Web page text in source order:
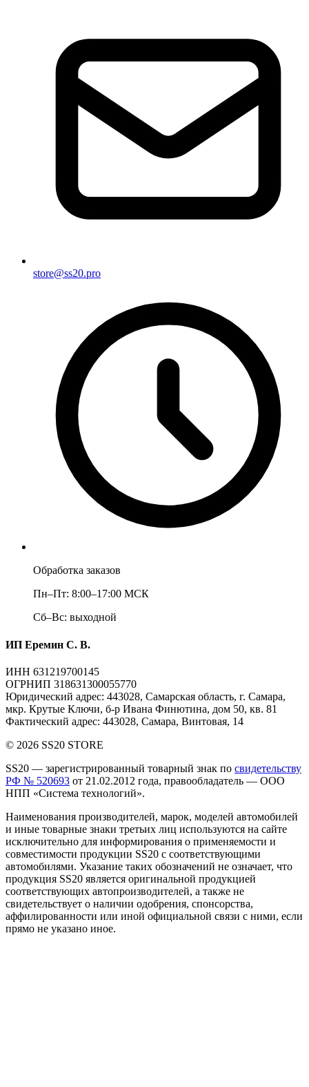
store@ss20.pro
Обработка заказов
Пн–Пт: 8:00–17:00 МСК
Сб–Вс: выходной
ИП Еремин С. В.
ИНН 631219700145
ОГРНИП 318631300055770
Юридический адрес: 443028, Самарская область, г. Самара,
мкр. Крутые Ключи, б-р Ивана Финютина, дом 50, кв. 81
Фактический адрес: 443028, Самара, Винтовая, 14
© 2026 SS20 STORE
SS20 — зарегистрированный товарный знак по свидетельству
РФ № 520693 от 21.02.2012 года, правообладатель — ООО
НПП «Система технологий».
Наименования производителей, марок, моделей автомобилей
и иные товарные знаки третьих лиц используются на сайте
исключительно для информирования о применяемости и
совместимости продукции SS20 с соответствующими
автомобилями. Указание таких обозначений не означает, что
продукция SS20 является оригинальной продукцией
соответствующих автопроизводителей, а также не
свидетельствует о наличии одобрения, спонсорства,
аффилированности или иной официальной связи с ними, если
прямо не указано иное.